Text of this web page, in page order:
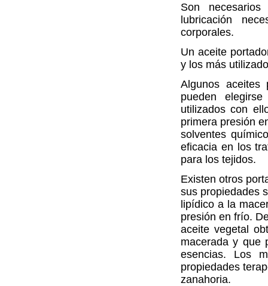
Son
lubricación
corporales.
Un aceite
y los más
Algunos aceites
pueden
utilizados con
primera presión
solventes
eficacia en los
para los tejidos.
Existen otros
sus propiedades
lipídico a la
presión en frío.
aceite vegetal
macerada y que
esencias. Los
propiedades
zanahoria.